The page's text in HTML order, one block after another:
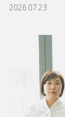
2026.07.23